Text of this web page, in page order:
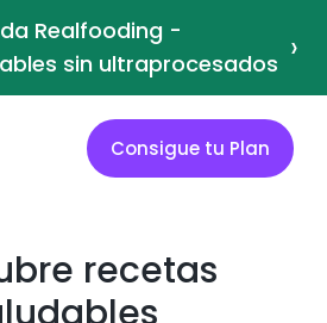
Realfooding -
sin ultraprocesados ›
Consigue tu Plan
recetas